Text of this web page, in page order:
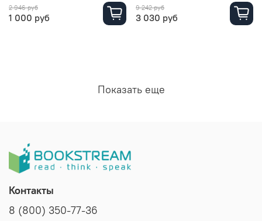
2 946 руб
1 000 руб
9 242 руб
3 030 руб
Показать еще
Контакты
8 (800) 350-77-36